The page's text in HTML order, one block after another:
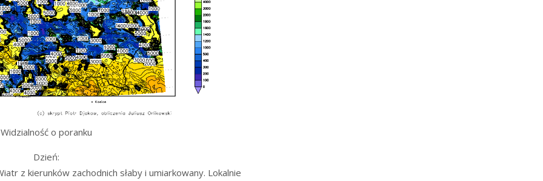
Widzialność o poranku
Dzień:
z kierunków zachodnich słaby i umiarkowany. Lokalnie